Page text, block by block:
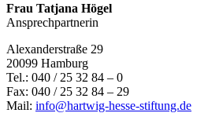
Frau Tatjana Högel
Ansprechpartnerin
Alexanderstraße 29
20099 Hamburg
Tel.: 040 / 25 32 84 – 0
Fax: 040 / 25 32 84 – 29
Mail: info@hartwig-hesse-stiftung.de